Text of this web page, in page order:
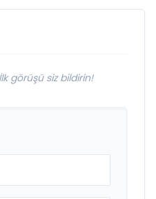
görüşü siz bildirin!